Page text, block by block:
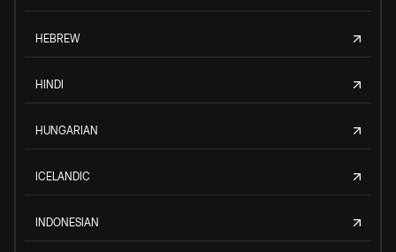
HEBREW
HINDI
HUNGARIAN
ICELANDIC
INDONESIAN